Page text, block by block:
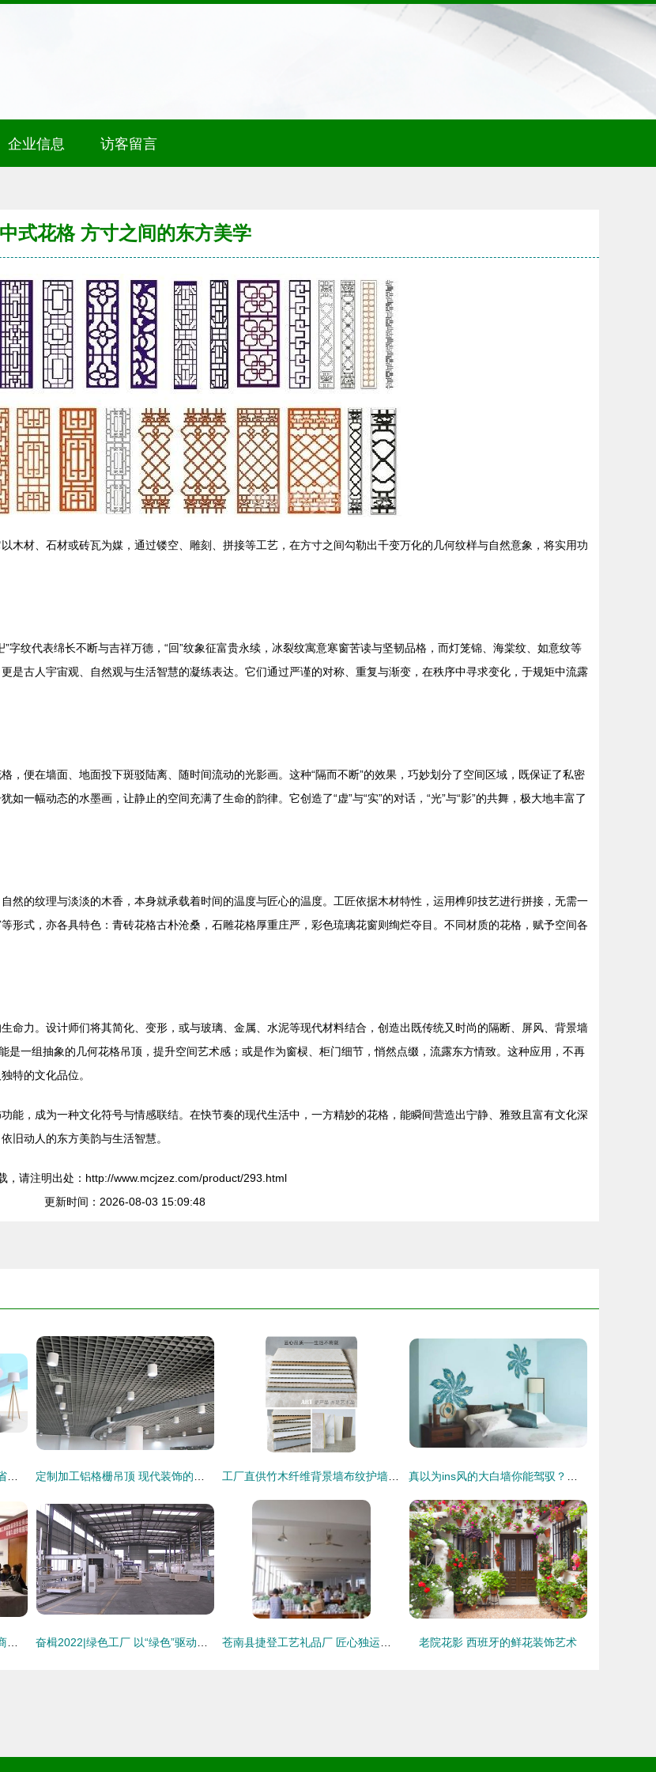
企业信息 访客留言
中式花格 方寸之间的东方美学
木材、石材或砖瓦为媒，通过镂空、雕刻、拼接等工艺，在方寸之间勾勒出千变万化的几何纹样与自然意象，将实用功
字纹代表绵长不断与吉祥万德，“回”纹象征富贵永续，冰裂纹寓意寒窗苦读与坚韧品格，而灯笼锦、海棠纹、如意纹等
是古人宇宙观、自然观与生活智慧的凝练表达。它们通过严谨的对称、重复与渐变，在秩序中寻求变化，于规矩中流露
，便在墙面、地面投下斑驳陆离、随时间流动的光影画。这种“隔而不断”的效果，巧妙划分了空间区域，既保证了私密
一幅动态的水墨画，让静止的空间充满了生命的韵律。它创造了“虚”与“实”的对话，“光”与“影”的共舞，极大地丰富了
然的纹理与淡淡的木香，本身就承载着时间的温度与匠心的温度。工匠依据木材特性，运用榫卯技艺进行拼接，无需一
形式，亦各具特色：青砖花格古朴沧桑，石雕花格厚重庄严，彩色琉璃花窗则绚烂夺目。不同材质的花格，赋予空间各
命力。设计师们将其简化、变形，或与玻璃、金属、水泥等现代材料结合，创造出既传统又时尚的隔断、屏风、背景墙
是一组抽象的几何花格吊顶，提升空间艺术感；或是作为窗棂、柜门细节，悄然点缀，流露东方情致。这种应用，不再
特的文化品位。
能，成为一种文化符号与情感联结。在快节奏的现代生活中，一方精妙的花格，能瞬间营造出宁静、雅致且富有文化深
旧动人的东方美韵与生活智慧。
，请注明出处：http://www.mcjzez.com/product/293.html
更新时间：2026-08-03 15:09:48
老院花影 西班牙的鲜花装饰艺术